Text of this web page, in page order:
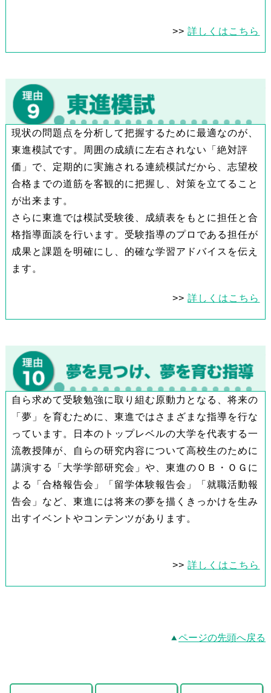
>>詳しくはこちら
現状の問題点を分析して把握するために最適なのが、
東進模試です。周囲の成績に左右されない「絶対評
価」で、定期的に実施される連続模試だから、志望校
合格までの道筋を客観的に把握し、対策を立てること
が出来ます。
さらに東進では模試受験後、成績表をもとに担任と合
格指導面談を行います。受験指導のプロである担任が
成果と課題を明確にし、的確な学習アドバイスを伝え
ます。
>>詳しくはこちら
自ら求めて受験勉強に取り組む原動力となる、将来の
「夢」を育むために、東進ではさまざまな指導を行な
っています。日本のトップレベルの大学を代表する一
流教授陣が、自らの研究内容について高校生のために
講演する「大学学部研究会」や、東進のＯＢ・ＯＧに
よる「合格報告会」「留学体験報告会」「就職活動報
告会」など、東進には将来の夢を描くきっかけを生み
出すイベントやコンテンツがあります。
>>詳しくはこちら
ページの先頭へ戻る